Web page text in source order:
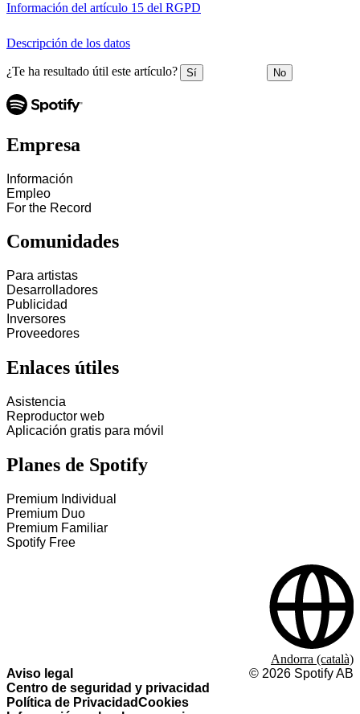
Información del artículo 15 del RGPD
Descripción de los datos
¿Te ha resultado útil este artículo? Sí No
Empresa
Información
Empleo
For the Record
Comunidades
Para artistas
Desarrolladores
Publicidad
Inversores
Proveedores
Enlaces útiles
Asistencia
Reproductor web
Aplicación gratis para móvil
Planes de Spotify
Premium Individual
Premium Duo
Premium Familiar
Spotify Free
Aviso legal
Centro de seguridad y privacidad
Política de PrivacidadCookies
© 2026 Spotify AB
Andorra (català)